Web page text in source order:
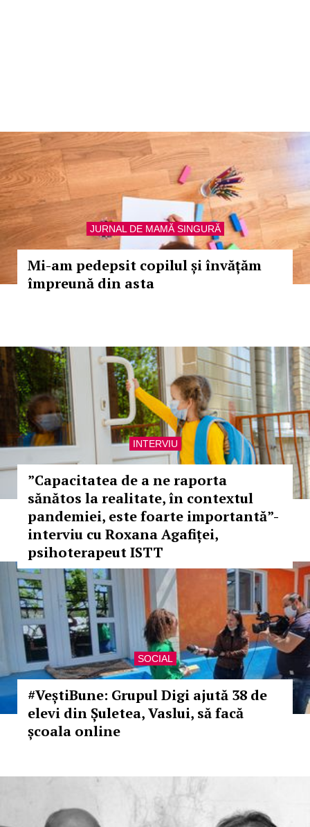
JURNAL DE MAMĂ SINGURĂ
Mi-am pedepsit copilul și învățăm
împreună din asta
INTERVIU
”Capacitatea de a ne raporta
sănătos la realitate, în contextul
pandemiei, este foarte importantă”-
interviu cu Roxana Agafiței,
psihoterapeut ISTT
SOCIAL
#VeștiBune: Grupul Digi ajută 38 de
elevi din Șuletea, Vaslui, să facă
școala online